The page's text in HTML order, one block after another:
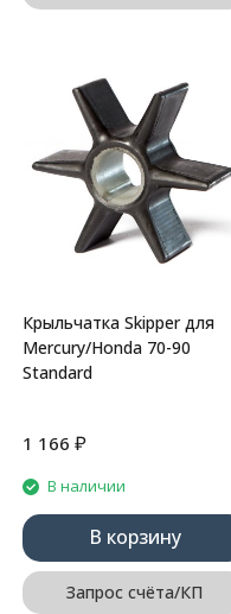
Крыльчатка Skipper для
Mercury/Honda 70-90
Standard
1 166 ₽
В наличии
В корзину
Запрос счёта/КП